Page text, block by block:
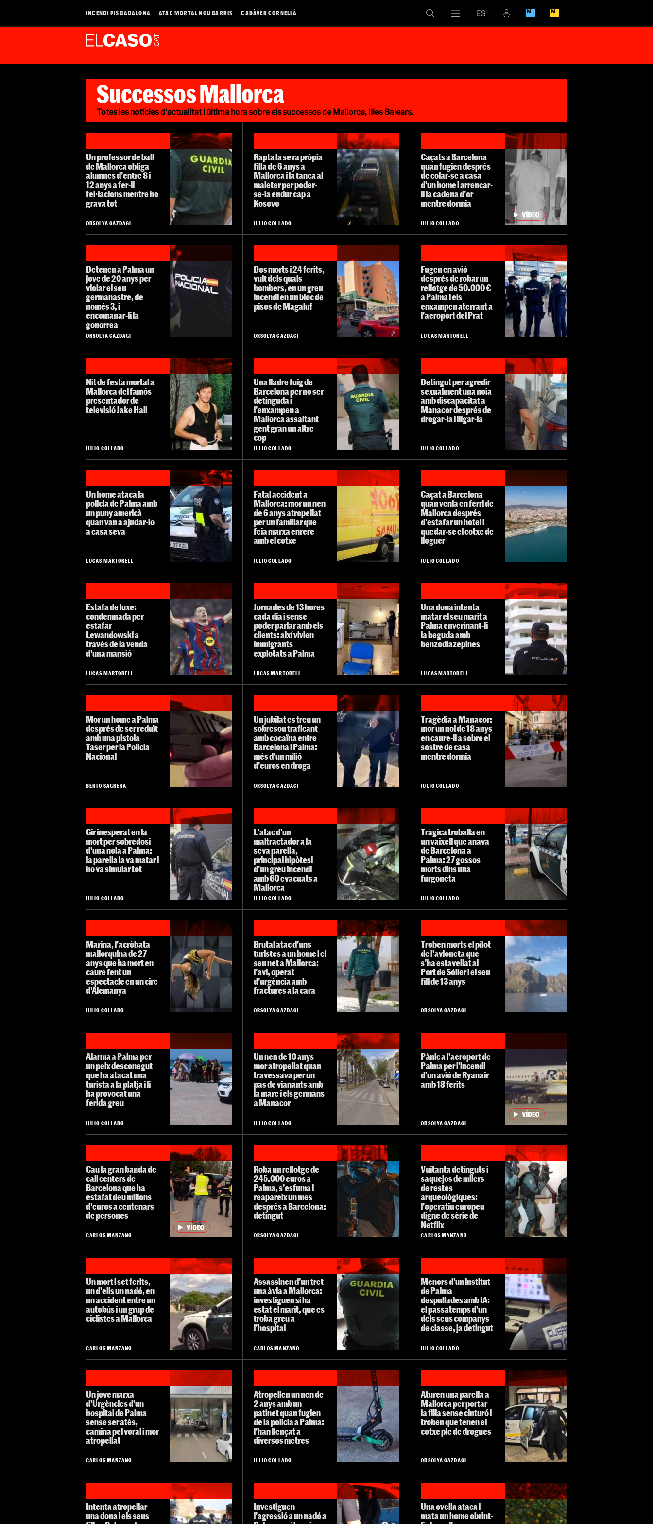
INCENDI PIS BADALONA ATAC MORTAL NOU BARRIS CADÀVER CORNELLÀ
Successos Mallorca
Totes les notícies d'actualitat i última hora sobre els successos de Mallorca, Illes Balears.
Un professor de ball
de Mallorca obliga
alumnes d'entre 8 i
12 anys a fer-li
fel·lacions mentre ho
grava tot
ORSOLYA GAZDAGI
Rapta la seva pròpia
filla de 6 anys a
Mallorca i la tanca al
maleter per poder-
se-la endur cap a
Kosovo
JULIO COLLADO
Caçats a Barcelona
quan fugien després
de colar-se a casa
d'un home i arrencar-
li la cadena d'or
mentre dormia
JULIO COLLADO
Detenen a Palma un
jove de 20 anys per
violar el seu
germanastre, de
només 3, i
encomanar-li la
gonorrea
ORSOLYA GAZDAGI
Dos morts i 24 ferits,
vuit dels quals
bombers, en un greu
incendi en un bloc de
pisos de Magaluf
ORSOLYA GAZDAGI
Fugen en avió
després de robar un
rellotge de 50.000 €
a Palma i els
enxampen aterrant a
l'aeroport del Prat
LUCAS MARTORELL
Nit de festa mortal a
Mallorca del famós
presentador de
televisió Jake Hall
JULIO COLLADO
Una lladre fuig de
Barcelona per no ser
detinguda i
l'enxampen a
Mallorca assaltant
gent gran un altre
cop
JULIO COLLADO
Detingut per agredir
sexualment una noia
amb discapacitat a
Manacor després de
drogar-la i lligar-la
JULIO COLLADO
Un home ataca la
policia de Palma amb
un puny americà
quan van a ajudar-lo
a casa seva
LUCAS MARTORELL
Fatal accident a
Mallorca: mor un nen
de 6 anys atropellat
per un familiar que
feia marxa enrere
amb el cotxe
JULIO COLLADO
Caçat a Barcelona
quan venia en ferri de
Mallorca després
d'estafar un hotel i
quedar-se el cotxe de
lloguer
JULIO COLLADO
Estafa de luxe:
condemnada per
estafar
Lewandowski a
través de la venda
d'una mansió
LUCAS MARTORELL
Jornades de 13 hores
cada dia i sense
poder parlar amb els
clients: així vivien
immigrants
explotats a Palma
LUCAS MARTORELL
Una dona intenta
matar el seu marit a
Palma enverinant-li
la beguda amb
benzodiazepines
LUCAS MARTORELL
Mor un home a Palma
després de ser reduït
amb una pistola
Taser per la Policia
Nacional
BERTO SAGRERA
Un jubilat es treu un
sobresou traficant
amb cocaïna entre
Barcelona i Palma:
més d'un milió
d'euros en droga
ORSOLYA GAZDAGI
Tragèdia a Manacor:
mor un noi de 18 anys
en caure-li a sobre el
sostre de casa
mentre dormia
JULIO COLLADO
Gir inesperat en la
mort per sobredosi
d'una noia a Palma:
la parella la va matar i
ho va simular tot
JULIO COLLADO
L'atac d'un
maltractador a la
seva parella,
principal hipòtesi
d'un greu incendi
amb 60 evacuats a
Mallorca
JULIO COLLADO
Tràgica troballa en
un vaixell que anava
de Barcelona a
Palma: 27 gossos
morts dins una
furgoneta
JULIO COLLADO
Marina, l'acròbata
mallorquina de 27
anys que ha mort en
caure fent un
espectacle en un circ
d'Alemanya
JULIO COLLADO
Brutal atac d'uns
turistes a un home i el
seu net a Mallorca:
l'avi, operat
d'urgència amb
fractures a la cara
ORSOLYA GAZDAGI
Troben morts el pilot
de l'avioneta que
s'ha estavellat al
Port de Sóller i el seu
fill de 13 anys
ORSOLYA GAZDAGI
Alarma a Palma per
un peix desconegut
que ha atacat una
turista a la platja i li
ha provocat una
ferida greu
JULIO COLLADO
Un nen de 10 anys
mor atropellat quan
travessava per un
pas de vianants amb
la mare i els germans
a Manacor
JULIO COLLADO
Pànic a l'aeroport de
Palma per l'incendi
d'un avió de Ryanair
amb 18 ferits
ORSOLYA GAZDAGI
Cau la gran banda de
call centers de
Barcelona que ha
estafat deu milions
d'euros a centenars
de persones
CARLOS MANZANO
Roba un rellotge de
245.000 euros a
Palma, s'esfuma i
reapareix un mes
després a Barcelona:
detingut
ORSOLYA GAZDAGI
Vuitanta detinguts i
saquejos de milers
de restes
arqueològiques:
l'operatiu europeu
digne de sèrie de
Netflix
CARLOS MANZANO
Un mort i set ferits,
un d'ells un nadó, en
un accident entre un
autobús i un grup de
ciclistes a Mallorca
CARLOS MANZANO
Assassinen d'un tret
una àvia a Mallorca:
investiguen si ha
estat el marit, que es
troba greu a
l'hospital
CARLOS MANZANO
Menors d'un institut
de Palma
despullades amb IA:
el passatemps d'un
dels seus companys
de classe, ja detingut
JULIO COLLADO
Un jove marxa
d'Urgències d'un
hospital de Palma
sense ser atès,
camina pel voral i mor
atropellat
CARLOS MANZANO
Atropellen un nen de
2 anys amb un
patinet quan fugien
de la policia a Palma:
l'han llençat a
diversos metres
JULIO COLLADO
Aturen una parella a
Mallorca per portar
la filla sense cinturó i
troben que tenen el
cotxe ple de drogues
ORSOLYA GAZDAGI
Intenta atropellar
una dona i els seus
Investiguen
l'agressió a un nadó a
Una ovella ataca i
mata un home obrint-